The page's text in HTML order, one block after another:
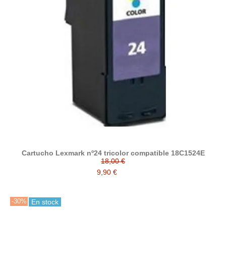
Cartucho Lexmark nº24 tricolor compatible 18C1524E
18,00 €
9,90 €
-30% En stock